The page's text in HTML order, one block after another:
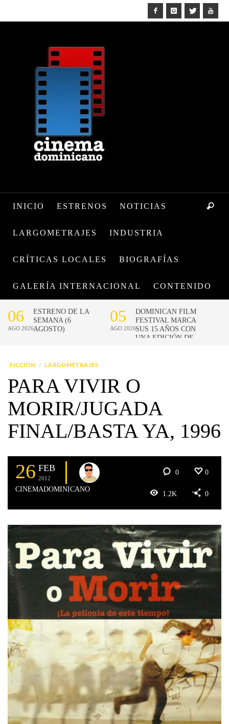
INICIO ESTRENOS NOTICIAS
LARGOMETRAJES INDUSTRIA
CRÍTICAS LOCALES BIOGRAFÍAS
GALERÍA INTERNACIONAL CONTENIDO
FICCIÓN LARGOMETRAJES
PARA VIVIR O
MORIR/JUGADA
FINAL/BASTA YA, 1996
26 FEB
2012
CINEMADOMINICANO
0 0
1.2K 0